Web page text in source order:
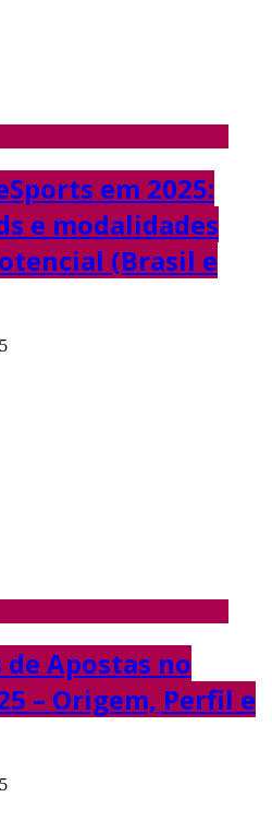
em 2025:
e modalidades
(Brasil e
de Apostas no
– Origem, Perfil e